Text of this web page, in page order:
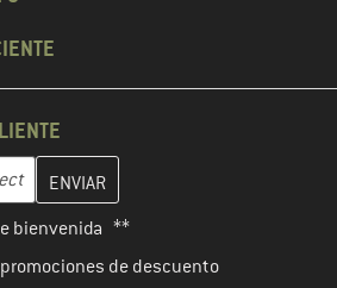
de correo electrónico y crea tu
bienvenida **
de descuento